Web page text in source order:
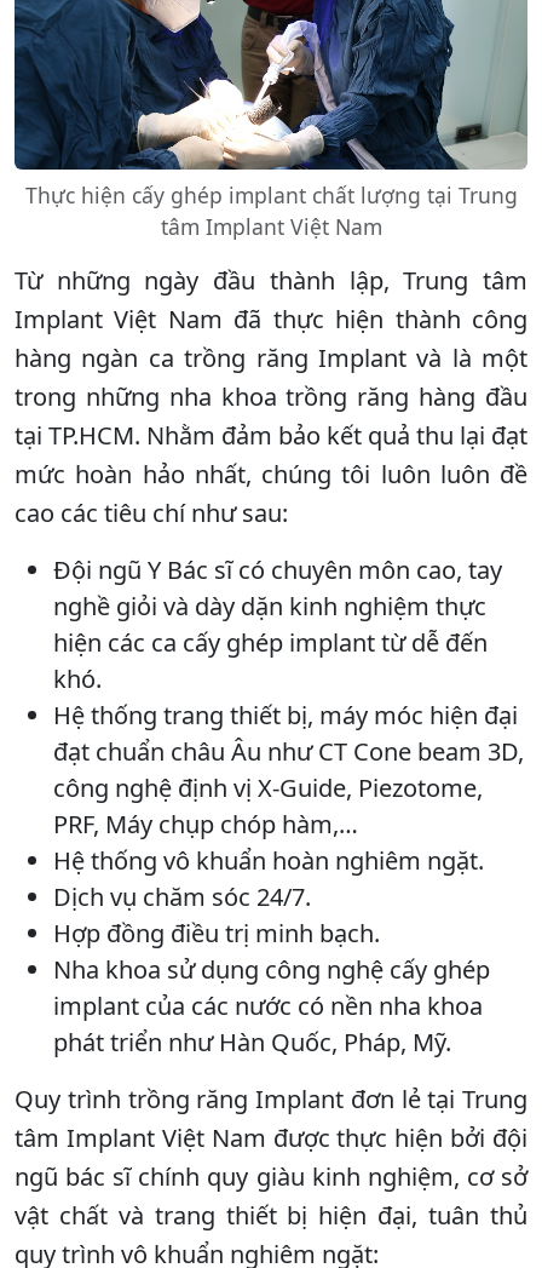
Thực hiện cấy ghép implant chất lượng tại Trung
tâm Implant Việt Nam
Từ những ngày đầu thành lập, Trung tâm
Implant Việt Nam đã thực hiện thành công
hàng ngàn ca trồng răng Implant và là một
trong những nha khoa trồng răng hàng đầu
tại TP.HCM. Nhằm đảm bảo kết quả thu lại đạt
mức hoàn hảo nhất, chúng tôi luôn luôn đề
cao các tiêu chí như sau:
Đội ngũ Y Bác sĩ có chuyên môn cao, tay
nghề giỏi và dày dặn kinh nghiệm thực
hiện các ca cấy ghép implant từ dễ đến
khó.
Hệ thống trang thiết bị, máy móc hiện đại
đạt chuẩn châu Âu như CT Cone beam 3D,
công nghệ định vị X-Guide, Piezotome,
PRF, Máy chụp chóp hàm,…
Hệ thống vô khuẩn hoàn nghiêm ngặt.
Dịch vụ chăm sóc 24/7.
Hợp đồng điều trị minh bạch.
Nha khoa sử dụng công nghệ cấy ghép
implant của các nước có nền nha khoa
phát triển như Hàn Quốc, Pháp, Mỹ.
Quy trình trồng răng Implant đơn lẻ tại Trung
tâm Implant Việt Nam được thực hiện bởi đội
ngũ bác sĩ chính quy giàu kinh nghiệm, cơ sở
vật chất và trang thiết bị hiện đại, tuân thủ
quy trình vô khuẩn nghiêm ngặt: